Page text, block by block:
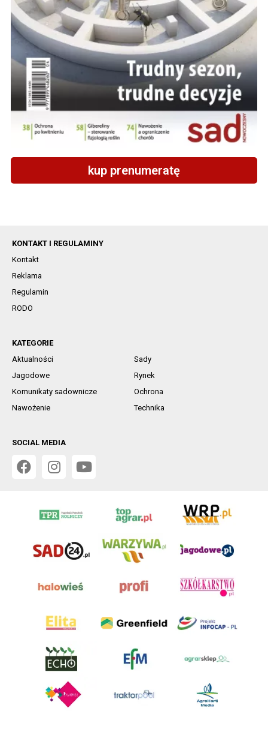
kup prenumeratę
KONTAKT I REGULAMINY
Kontakt
Reklama
Regulamin
RODO
KATEGORIE
Aktualności
Sady
Jagodowe
Rynek
Komunikaty sadownicze
Ochrona
Nawożenie
Technika
SOCIAL MEDIA